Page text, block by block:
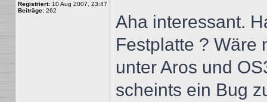
Registriert: 10 Aug 2007, 23:47
Beiträge: 262
Aha interessant.
Festplatte ? Wäre
unter Aros und
scheints ein Bug